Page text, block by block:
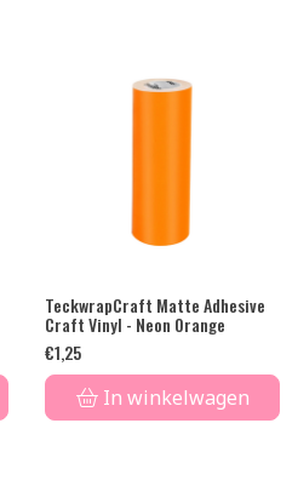
TeckwrapCraft Matte Adhesive
Craft Vinyl - Neon Orange
€1,25
In winkelwagen